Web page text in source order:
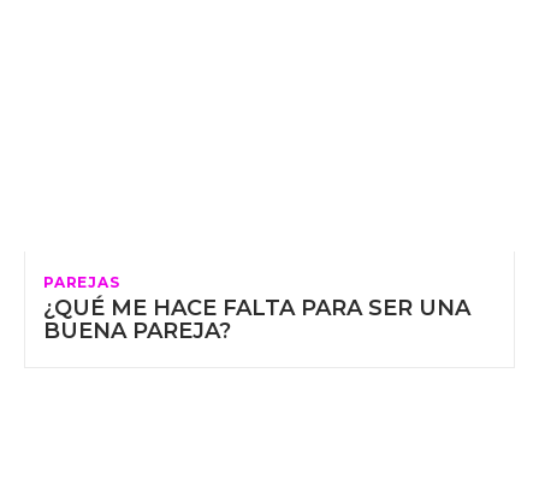
PAREJAS
¿QUÉ ME HACE FALTA PARA SER UNA
BUENA PAREJA?